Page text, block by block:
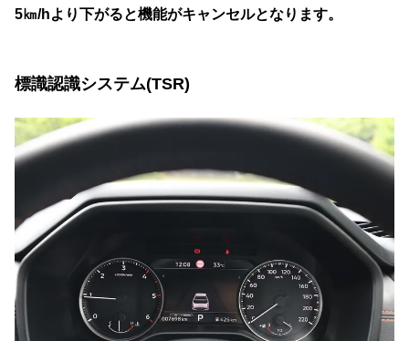
5㎞/hより下がると機能がキャンセルとなります。
標識認識システム(TSR)